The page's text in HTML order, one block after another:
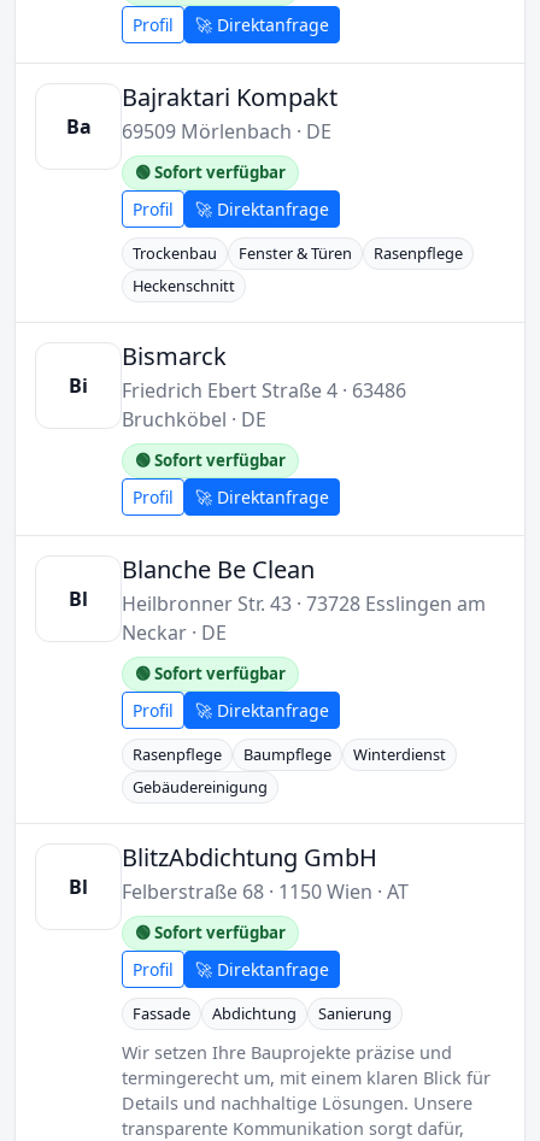
Profil 🚀 Direktanfrage
Ba
Bajraktari Kompakt
69509 Mörlenbach · DE
🟢 Sofort verfügbar
Profil 🚀 Direktanfrage
Trockenbau Fenster & Türen
Rasenpflege
Heckenschnitt
Bi
Bismarck
Friedrich Ebert Straße 4 · 63486
Bruchköbel · DE
🟢 Sofort verfügbar
Profil 🚀 Direktanfrage
Bl
Blanche Be Clean
Heilbronner Str. 43 · 73728 Esslingen am
Neckar · DE
🟢 Sofort verfügbar
Profil 🚀 Direktanfrage
Rasenpflege Baumpflege
Winterdienst
Gebäudereinigung
Bl
BlitzAbdichtung GmbH
Felberstraße 68 · 1150 Wien · AT
🟢 Sofort verfügbar
Profil 🚀 Direktanfrage
Fassade Abdichtung Sanierung
Wir setzen Ihre Bauprojekte präzise und
termingerecht um, mit einem klaren Blick für
Details und nachhaltige Lösungen. Unsere
transparente Kommunikation sorgt dafür,